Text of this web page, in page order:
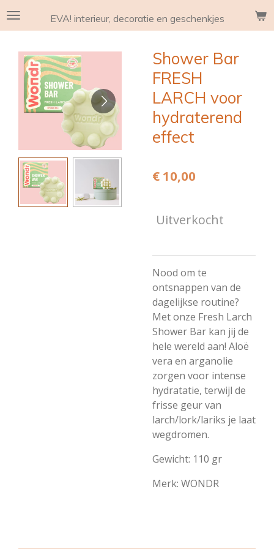
Ga
hoofdinhoud
EVA! interieur, decoratie en geschenkjes
Shower Bar
FRESH
LARCH voor
hydraterend
effect
€ 10,00
Uitverkocht
Nood om te
ontsnappen van de
dagelijkse routine?
Met onze Fresh Larch
Shower Bar kan jij de
hele wereld aan! Aloë
vera en arganolie
zorgen voor intense
hydratatie, terwijl de
frisse geur van
larch/lork/lariks je laat
wegdromen.
Gewicht: 110 gr
Merk: WONDR